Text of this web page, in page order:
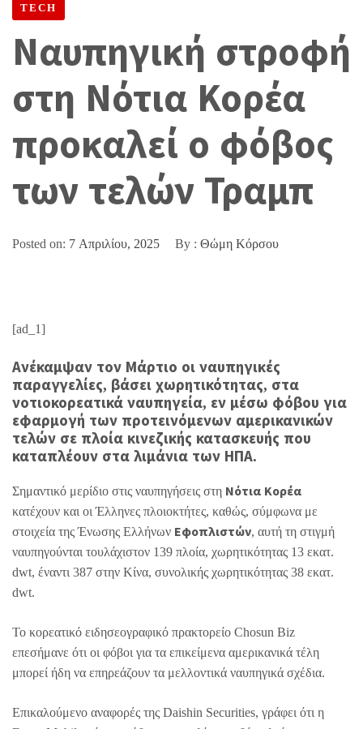
TECH
Ναυπηγική στροφή
στη Νότια Κορέα
προκαλεί ο φόβος
των τελών Τραμπ
Posted on: 7 Απριλίου, 2025 By : Θώμη Κόρσου
[ad_1]
Ανέκαμψαν τον Μάρτιο οι ναυπηγικές
παραγγελίες, βάσει χωρητικότητας, στα
νοτιοκορεατικά ναυπηγεία, εν μέσω φόβου για
εφαρμογή των προτεινόμενων αμερικανικών
τελών σε πλοία κινεζικής κατασκευής που
καταπλέουν στα λιμάνια των ΗΠΑ.
Σημαντικό μερίδιο στις ναυπηγήσεις στη Νότια Κορέα
κατέχουν και οι Έλληνες πλοιοκτήτες, καθώς, σύμφωνα με
στοιχεία της Ένωσης Ελλήνων Εφοπλιστών, αυτή τη στιγμή
ναυπηγούνται τουλάχιστον 139 πλοία, χωρητικότητας 13 εκατ.
dwt, έναντι 387 στην Κίνα, συνολικής χωρητικότητας 38 εκατ.
dwt.
Το κορεατικό ειδησεογραφικό πρακτορείο Chosun Biz
επεσήμανε ότι οι φόβοι για τα επικείμενα αμερικανικά τέλη
μπορεί ήδη να επηρεάζουν τα μελλοντικά ναυπηγικά σχέδια.
Επικαλούμενο αναφορές της Daishin Securities, γράφει ότι η